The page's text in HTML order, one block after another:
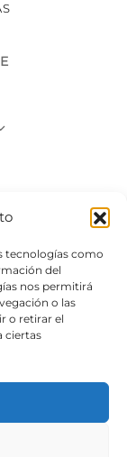
tecnologías como
del
nos permitirá
o las
o retirar el
ciertas